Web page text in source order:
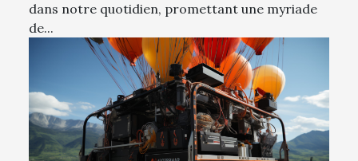
dans notre quotidien, promettant une myriade
de...